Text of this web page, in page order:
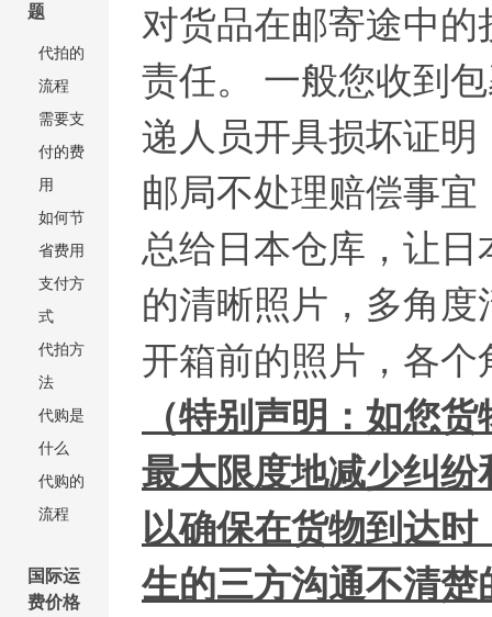
题
代拍的
流程
需要支
付的费
用
如何节
省费用
支付方
式
代拍方
法
代购是
什么
代购的
流程
国际运
费价格
对货品在邮寄途中
责任。 一般您收到
递人员开具损坏证
邮局不处理赔偿事
总给日本仓库，让
的清晰照片，多角
开箱前的照片，各
（特别声明：如您
最大限度地减少纠
以确保在货物到达
生的三方沟通不清